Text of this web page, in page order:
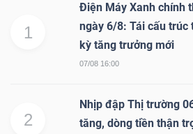
1
Điện Máy Xanh chính
ngày 6/8: Tái cấu trúc
kỳ tăng trưởng mới
07/08 16:00
2
Nhịp đập Thị trường
tăng, dòng tiền thận
Tất cả Người nội bộ Người